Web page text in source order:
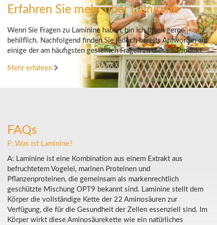
Erfahren Sie mehr über Laminine
Wenn Sie Fragen zu Laminine haben, bin ich Ihnen gerne
behilflich. Nachfolgend finden Sie jedoch bereits Antworten auf
einige der am häufigsten gestellten Fragen zu diesem Produkt.
Mehr erfahren
FAQs
F: Was ist Laminine?
A: Laminine ist eine Kombination aus einem Extrakt aus
befruchtetem Vogelei, marinen Proteinen und
Pflanzenproteinen, die gemeinsam als markenrechtlich
geschützte Mischung OPT9 bekannt sind. Laminine stellt dem
Körper die vollständige Kette der 22 Aminosäuren zur
Verfügung, die für die Gesundheit der Zellen essenziell sind. Im
Körper wirkt diese Aminosäurekette wie ein natürliches